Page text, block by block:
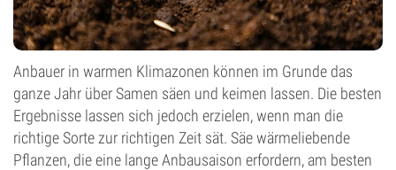
Anbauer in warmen Klimazonen können im Grunde das
ganze Jahr über Samen säen und keimen lassen. Die besten
Ergebnisse lassen sich jedoch erzielen, wenn man die
richtige Sorte zur richtigen Zeit sät. Säe wärmeliebende
Pflanzen, die eine lange Anbausaison erfordern, am besten